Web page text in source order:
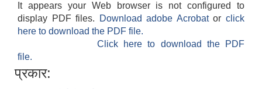
It appears your Web browser is not configured to
display PDF files.
Download adobe Acrobatorclick
here to download the PDF file.
Click here to download the PDF
file.
प्रकार: